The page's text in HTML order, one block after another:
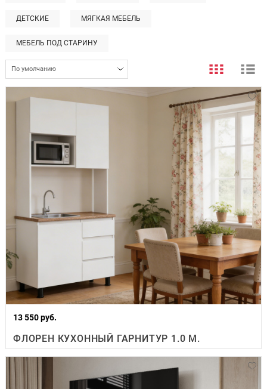
ДЕТСКИЕ МЯГКАЯ МЕБЕЛЬ
МЕБЕЛЬ ПОД СТАРИНУ
По умолчанию
13 550 руб.
ФЛОРЕН КУХОННЫЙ ГАРНИТУР 1.0 М.